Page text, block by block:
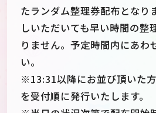
たランダム整理券配布となり
しいただいても早い時間の整
りません。予定時間内にあわ
い。
※13:31以降にお並び頂いた
を受付順に発行いたします。